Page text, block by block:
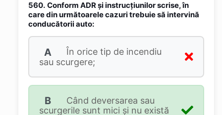
560. Conform ADR și instrucțiunilor scrise, în
care din următoarele cazuri trebuie să intervină
conducătorii auto:
A
În orice tip de incendiu
sau scurgere;
B
Când deversarea sau
scurgerile sunt mici și nu există